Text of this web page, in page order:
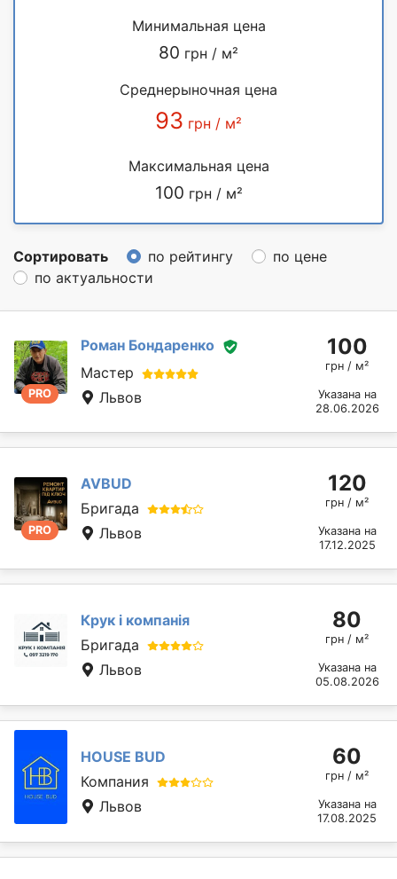
Минимальная цена
80 грн / м²
Среднерыночная цена
93 грн / м²
Максимальная цена
100 грн / м²
Сортировать по рейтингу
по цене
по актуальности
PRO
Роман Бондаренко
Мастер
Львов
100
грн / м²
Указана на
28.06.2026
PRO
AVBUD
Бригада
Львов
120
грн / м²
Указана на
17.12.2025
Крук і компанія
Бригада
Львов
80
грн / м²
Указана на
05.08.2026
HOUSE BUD
Компания
Львов
60
грн / м²
Указана на
17.08.2025